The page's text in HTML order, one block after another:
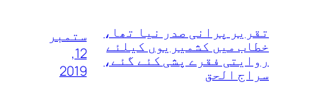
تقریر پرانی صدر نیا تھا،
خطاب میں کشمیریوں کیلئے
روایتی فقرے پشی کئے گئے،
سراج الحق
ستمبر
12,
2019